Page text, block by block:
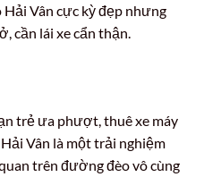
Vân cực kỳ đẹp nhưng
cần lái xe cẩn thận.
trẻ ưa phượt, thuê xe máy
Vân là một trải nghiệm
trên đường đèo vô cùng